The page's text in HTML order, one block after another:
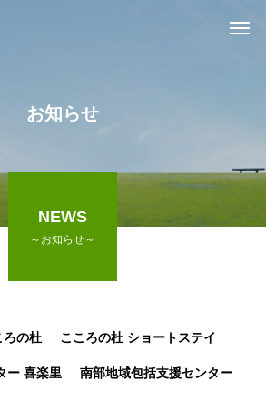
お知らせ
NEWS
～お知らせ～
ろの杜 こころの杜 ショートステイ
ー 喜楽里 南部地域包括支援センター